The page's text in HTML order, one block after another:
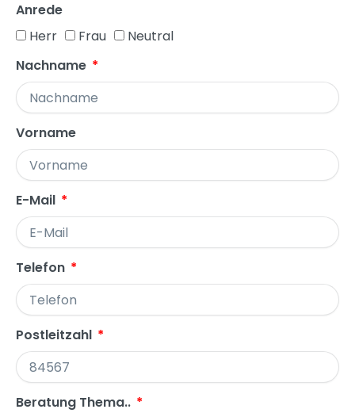
Anrede
Herr
Frau
Neutral
Nachname
Vorname
E-Mail
Telefon
Postleitzahl
Beratung Thema..